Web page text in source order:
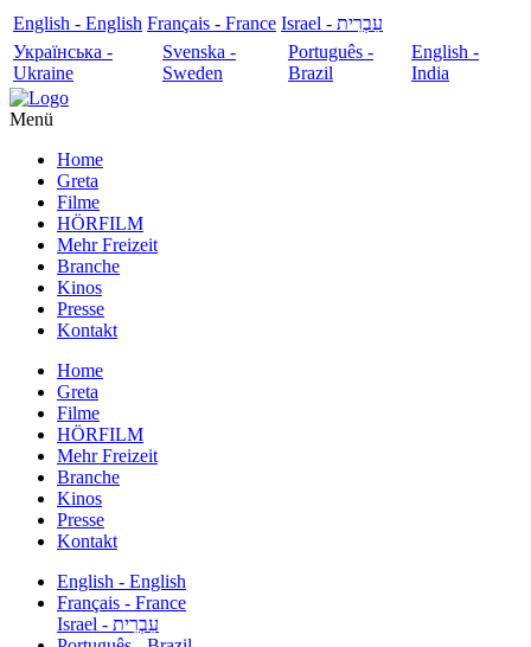
English - English Français - France
עִבְרִית - Israel
Українська -
Ukraine
Svenska -
Sweden
Português -
Brazil
English -
India
Menü
Home
Greta
Filme
HÖRFILM
Mehr Freizeit
Branche
Kinos
Presse
Kontakt
Home
Greta
Filme
HÖRFILM
Mehr Freizeit
Branche
Kinos
Presse
Kontakt
English - English
Français - France
עִבְרִית - Israel